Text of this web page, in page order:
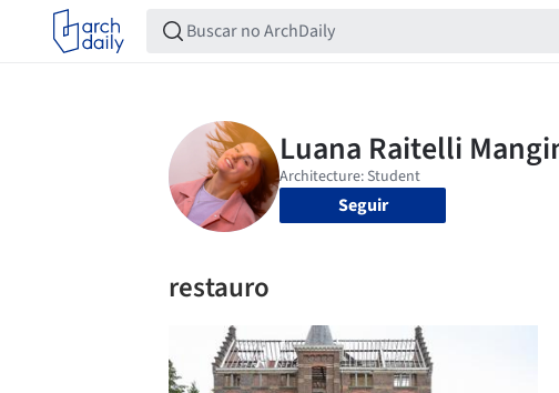
Seguir
restauro